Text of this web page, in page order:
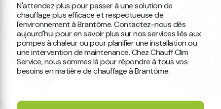
N'attendez plus pour passer à une solution de
chauffage plus efficace et respectueuse de
l'environnement à Brantôme. Contactez-nous dès
aujourd'hui pour en savoir plus sur nos services liés aux
pompes à chaleur ou pour planifier une installation ou
une intervention de maintenance. Chez Chauff Clim
Service, nous sommes là pour répondre à tous vos
besoins en matière de chauffage à Brantôme.